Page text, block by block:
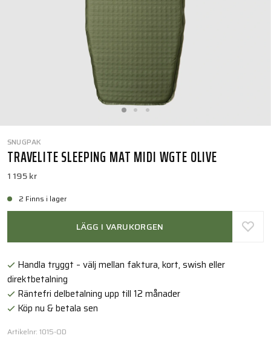
SNUGPAK
TRAVELITE SLEEPING MAT MIDI WGTE OLIVE
1 195 kr
2 Finns i lager
LÄGG I VARUKORGEN
Handla tryggt – välj mellan faktura, kort, swish eller
direktbetalning
Räntefri delbetalning upp till 12 månader
Köp nu & betala sen
Artikelnr: 1015-OD